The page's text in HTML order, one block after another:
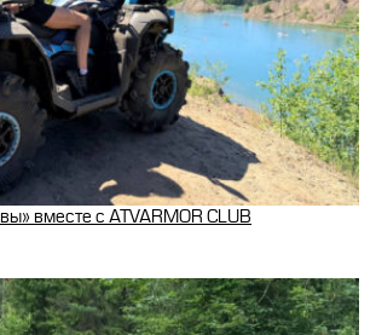
вместе с ATVARMOR CLUB